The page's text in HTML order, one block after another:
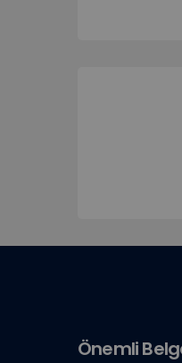
Önemli